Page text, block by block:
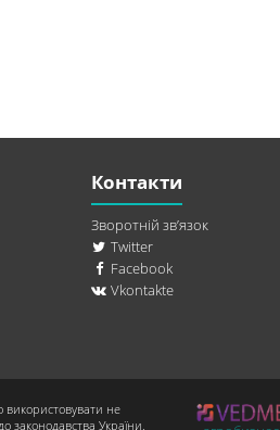
Контакти
Зворотній зв’язок
Twitter
Facebook
Vkontakte
використовувати не
законодавства України.